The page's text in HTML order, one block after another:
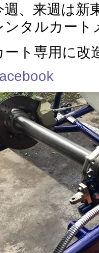
週、来週は新
ンタルカー
ート専用に